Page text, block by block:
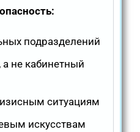
подразделений
не кабинетный
ситуациям
искусствам